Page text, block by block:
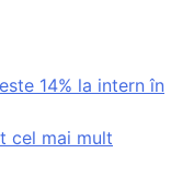
14% la intern în
cel mai mult